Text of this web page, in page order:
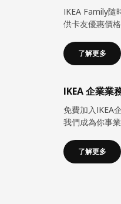
IKEA Family隨
供卡友優惠價
了解更多
IKEA 企業業
免費加入IKEA
我們成為你事
了解更多